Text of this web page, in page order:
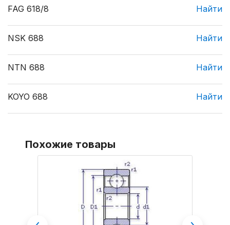
FAG 618/8 Найти
NSK 688 Найти
NTN 688 Найти
KOYO 688 Найти
Похожие товары